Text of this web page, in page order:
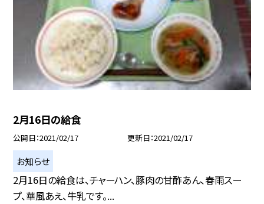
2月16日の給食
公開日 2021/02/17 更新日 2021/02/17
お知らせ
2月16日の給食は、チャーハン、豚肉の甘酢あん、春雨スー
プ、華風あえ、牛乳です。...